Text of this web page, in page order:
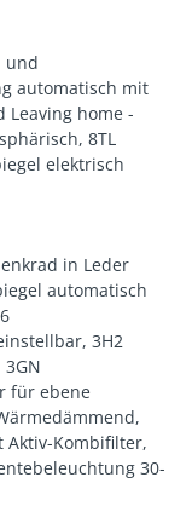
und
automatisch mit
Leaving home -
8TL
elektrisch
in Leder
automatisch
3H2
für ebene
Aktiv-Kombifilter,
30-